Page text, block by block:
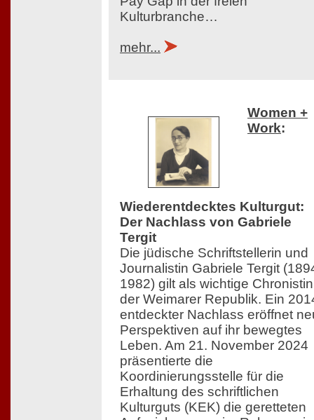
Kulturbranche…
mehr...
Women +
Work:
Wiederentdecktes Kulturgut:
Der Nachlass von Gabriele
Tergit
Die jüdische Schriftstellerin und
Journalistin Gabriele Tergit
1982) gilt als wichtige Chronistin
der Weimarer Republik. Ein
entdeckter Nachlass eröffnet
Perspektiven auf ihr bewegtes
Leben. Am 21. November 2024
präsentierte die
Koordinierungsstelle für die
Erhaltung des schriftlichen
Kulturguts (KEK) die geretteten